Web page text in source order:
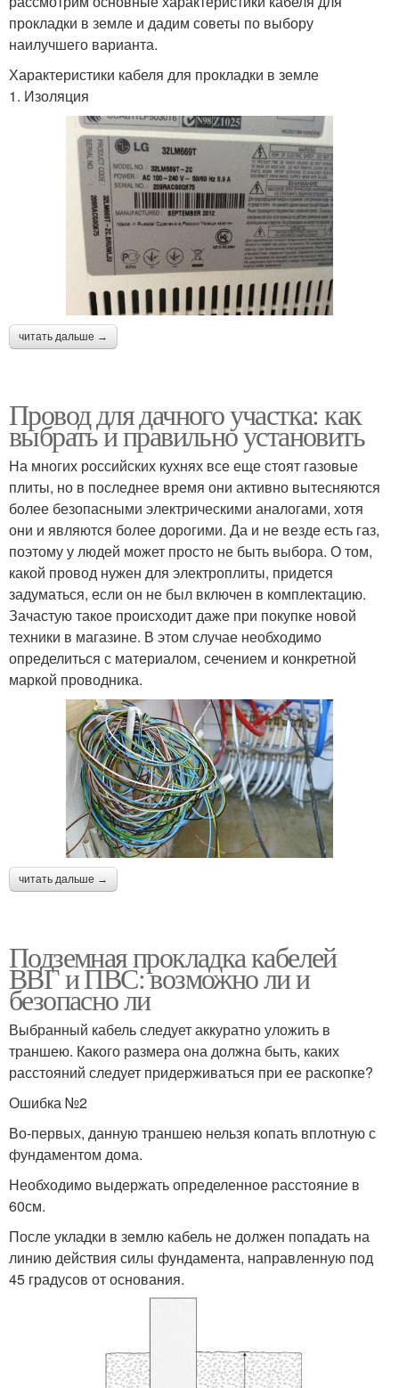
прокладки в земле и дадим советы по выбору
наилучшего варианта.
Характеристики кабеля для прокладки в земле
1. Изоляция
читать дальше →
Провод для дачного участка: как
выбрать и правильно установить
На многих российских кухнях все еще стоят газовые
плиты, но в последнее время они активно вытесняются
более безопасными электрическими аналогами, хотя
они и являются более дорогими. Да и не везде есть газ,
поэтому у людей может просто не быть выбора. О том,
какой провод нужен для электроплиты, придется
задуматься, если он не был включен в комплектацию.
Зачастую такое происходит даже при покупке новой
техники в магазине. В этом случае необходимо
определиться с материалом, сечением и конкретной
маркой проводника.
читать дальше →
Подземная прокладка кабелей
ВВГ и ПВС: возможно ли и
безопасно ли
Выбранный кабель следует аккуратно уложить в
траншею. Какого размера она должна быть, каких
расстояний следует придерживаться при ее раскопке?
Ошибка №2
Во-первых, данную траншею нельзя копать вплотную с
фундаментом дома.
Необходимо выдержать определенное расстояние в
60см.
После укладки в землю кабель не должен попадать на
линию действия силы фундамента, направленную под
45 градусов от основания.